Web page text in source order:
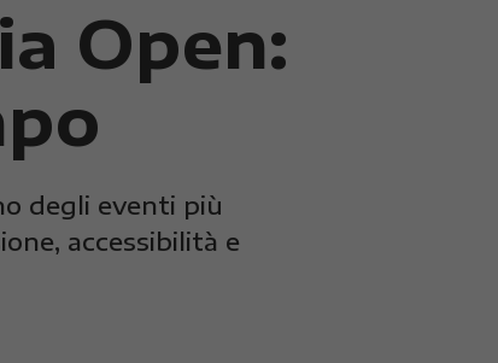
Open:
degli eventi più
accessibilità e